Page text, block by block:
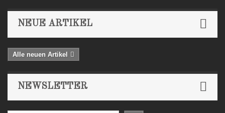
NEUE ARTIKEL
Alle neuen Artikel
NEWSLETTER